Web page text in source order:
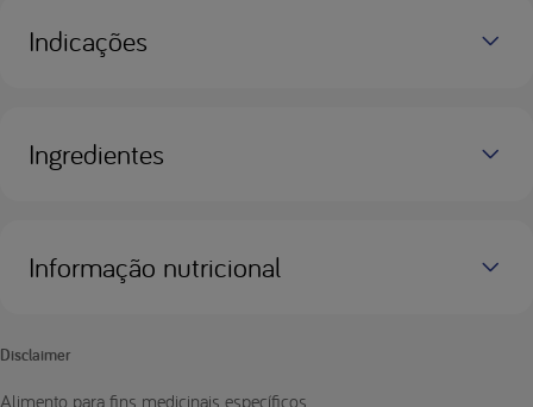
Indicações
Ingredientes
Informação nutricional
Disclaimer
Alimento para fins medicinais específicos.